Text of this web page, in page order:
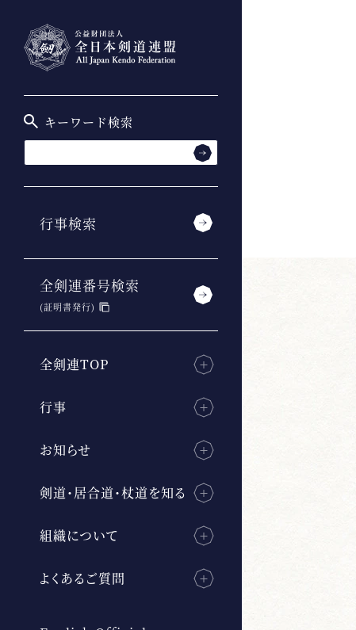
キーワード検索
行事検索
全剣連番号検索
(証明書発行)
全剣連TOP
行事
お知らせ
剣道・居合道・杖道を知る
組織について
よくあるご質問